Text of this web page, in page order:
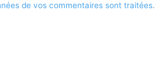
de vos commentaires sont traitées.